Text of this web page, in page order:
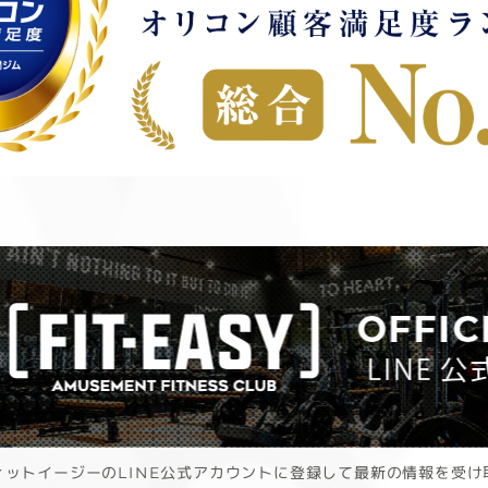
ットイージーのLINE公式アカウントに登録して最新の情報を受け